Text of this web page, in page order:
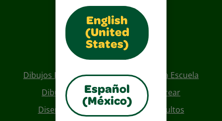
English
(United
States)
Español
(México)
Also of Interest
Dibujos Para Colorear De Regreso A La Escuela
Dibujos De Personajes Para Colorear
Diseños Para Coloreables Para Adultos